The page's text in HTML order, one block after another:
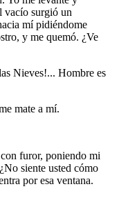
vacío surgió un
mí pidiéndome
y me quemó. ¿Ve
Nieves!... Hombre es
mate a mí.
furor, poniendo mi
siente usted cómo
por esa ventana.